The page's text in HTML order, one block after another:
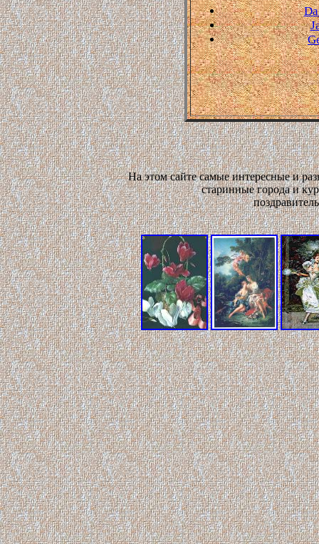
На этом сайте самые интересные и
старинные города и